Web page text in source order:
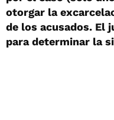
otorgar la
de los acusados. El
para determinar la